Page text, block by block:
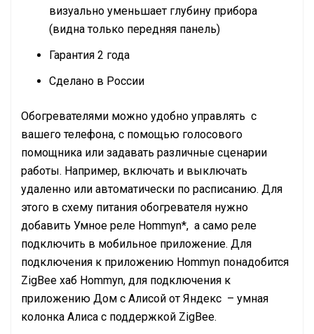
визуально уменьшает глубину прибора
(видна только передняя панель)
Гарантия 2 года
Сделано в России
Обогревателями можно удобно управлять с
вашего телефона, с помощью голосового
помощника или задавать различные сценарии
работы. Например, включать и выключать
удаленно или автоматически по расписанию. Для
этого в схему питания обогревателя нужно
добавить Умное реле Hommyn*, а само реле
подключить в мобильное приложение. Для
подключения к приложению Hommyn понадобится
ZigBee хаб Hommyn, для подключения к
приложению Дом с Алисой от Яндекс – умная
колонка Алиса с поддержкой ZigBee.